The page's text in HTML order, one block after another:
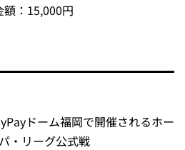
額：15,000円
ドーム福岡で開催されるホー
・リーグ公式戦